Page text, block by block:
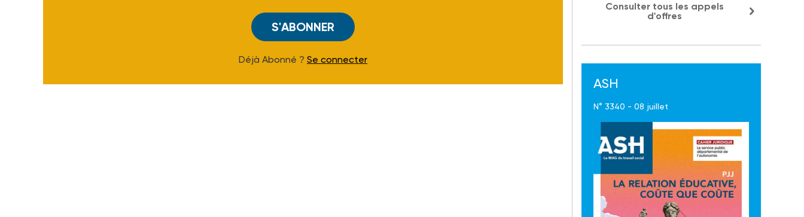
S'ABONNER
Déjà Abonné ? Se connecter
Consulter tous les appels
d'offres
ASH
N° 3340 - 08 juillet